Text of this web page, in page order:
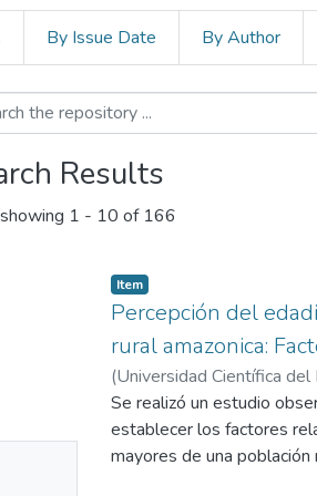
By Issue Date By Author
Results
1 - 10 of 166
Item
Percepción del
rural amazonica:
(Universidad Científica del
Se realizó un estudio
establecer los factores
mayores de una